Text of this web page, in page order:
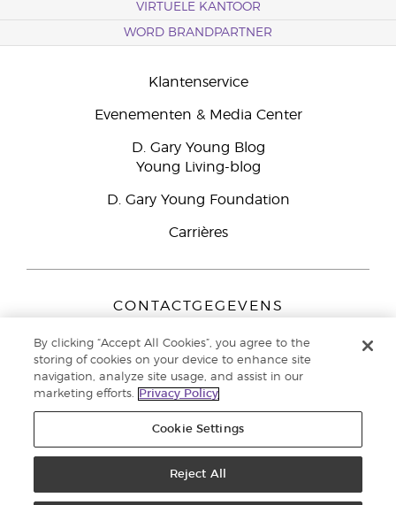
VIRTUELE KANTOOR
WORD BRANDPARTNER
Klantenservice
Evenementen & Media Center
D. Gary Young Blog
Young Living-blog
D. Gary Young Foundation
Carrières
CONTACTGEGEVENS
Peizerweg 97
9727 AJ Groningen
Nederland
Klantenservice:44-0-1480-710032
voorbehouden. | Privacybeleid
By clicking “Accept All Cookies”, you agree to the
storing of cookies on your device to enhance site
navigation, analyze site usage, and assist in our
marketing efforts.
Privacy Policy
Cookie Settings
Reject All